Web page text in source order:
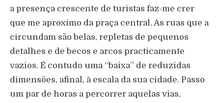
a presença crescente de turistas faz-me crer
que me aproximo da praça central. As ruas que a
circundam são belas, repletas de pequenos
detalhes e de becos e arcos practicamente
vazios. É contudo uma “baixa” de reduzidas
dimensões, afinal, à escala da sua cidade. Passo
um par de horas a percorrer aquelas vias,